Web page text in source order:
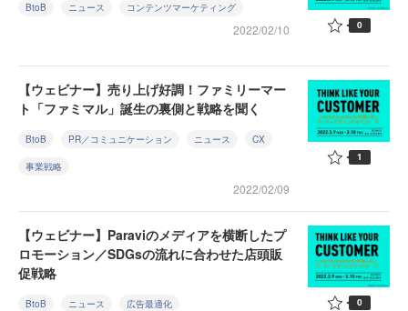
BtoB ニュース コンテンツマーケティング
2022/02/10 0
【ウェビナー】売り上げ好調！ファミリーマー
ト「ファミマル」誕生の裏側と戦略を聞く
BtoB PR／コミュニケーション ニュース CX
事業戦略
2022/02/09
1
【ウェビナー】Paraviのメディアを横断したプ
ロモーション／SDGsの流れに合わせた店頭販
促戦略
BtoB ニュース 広告最適化 0